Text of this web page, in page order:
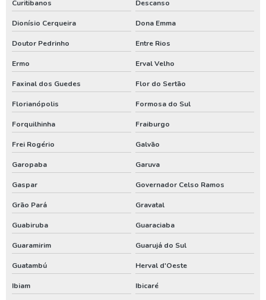
Serviço de perfuração de poços artesianos
Teste de vazão poço
Teste de vazão poço artesiano
Tratamento de água de poço artesiano
Valor de outorga de poço artesiano
Valor de perfuração de poço artesiano
Instalação de poço
Tubulação para poço artesiano
Aluguel de compressor de ar
Aluguel de compressor de ar preço
Aluguel de gerador de energia valor
Aluguel de gerador para eventos
Curitibanos Descanso
Dionísio Cerqueira Dona Emma
Doutor Pedrinho Entre Rios
Ermo Erval Velho
Faxinal dos Guedes Flor do Sertão
Florianópolis Formosa do Sul
Forquilhinha Fraiburgo
Frei Rogério Galvão
Garopaba Garuva
Gaspar Governador Celso Ramos
Grão Pará Gravatal
Guabiruba Guaraciaba
Guaramirim Guarujá do Sul
Guatambú Herval d'Oeste
Ibiam Ibicaré